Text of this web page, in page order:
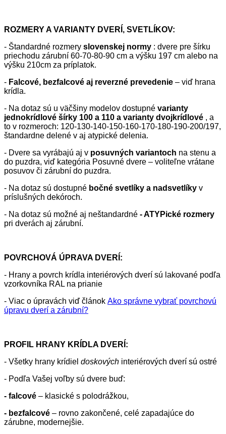
ROZMERY A VARIANTY DVERÍ, SVETLÍKOV:
- Štandardné rozmery slovenskej normy : dvere pre šírku
priechodu zárubní 60-70-80-90 cm a výšku 197 cm alebo na
výšku 210cm za príplatok.
- Falcové, bezfalcové aj reverzné prevedenie – viď hrana
krídla.
- Na dotaz sú u väčšiny modelov dostupné varianty
jednokrídlové šírky 100 a 110 a varianty dvojkrídlové , a
to v rozmeroch: 120-130-140-150-160-170-180-190-200/197,
štandardne delené v aj atypické delenia.
- Dvere sa vyrábajú aj v posuvných variantoch na stenu a
do puzdra, viď kategória Posuvné dvere – voliteľne vrátane
posuvov či zárubní do puzdra.
- Na dotaz sú dostupné bočné svetlíky a nadsvetlíky v
príslušných dekóroch.
- Na dotaz sú možné aj neštandardné - ATYPické rozmery
pri dverách aj zárubní.
POVRCHOVÁ ÚPRAVA DVERÍ:
- Hrany a povrch krídla interiérových dverí sú lakované podľa
vzorkovníka RAL na prianie
- Viac o úpravách viď článok Ako správne vybrať povrchovú
úpravu dverí a zárubní?
PROFIL HRANY KRÍDLA DVERÍ:
- Všetky hrany krídiel doskových interiérových dverí sú ostré
- Podľa Vašej voľby sú dvere buď:
- falcové – klasické s polodrážkou,
- bezfalcové – rovno zakončené, celé zapadajúce do
zárubne, modernejšie.